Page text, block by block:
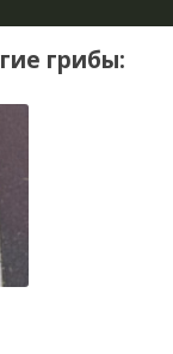
грибы: